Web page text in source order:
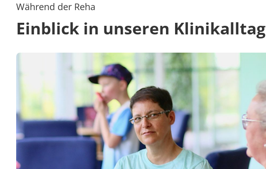
Während der Reha
Einblick in unseren Klinikalltag